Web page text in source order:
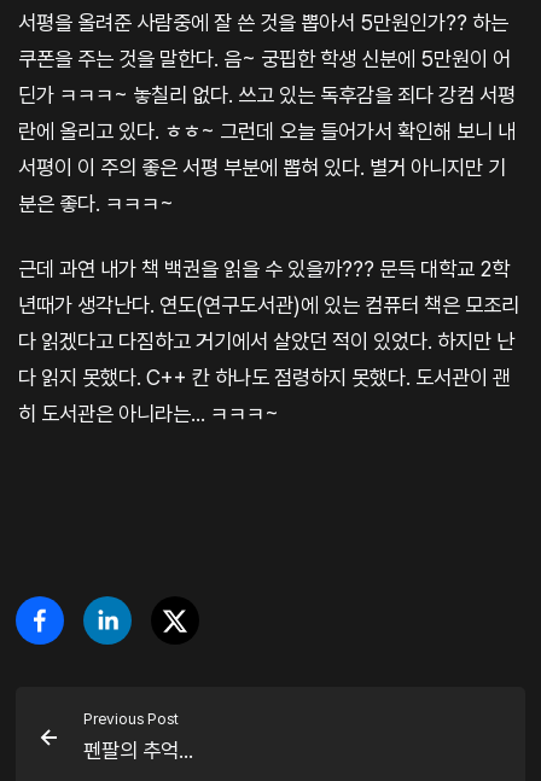
서평을 올려준 사람중에 잘 쓴 것을 뽑아서 5만원인가?? 하는
쿠폰을 주는 것을 말한다. 음~ 궁핍한 학생 신분에 5만원이 어
딘가 ㅋㅋㅋ~ 놓칠리 없다. 쓰고 있는 독후감을 죄다 강컴 서평
란에 올리고 있다. ㅎㅎ~ 그런데 오늘 들어가서 확인해 보니 내
서평이 이 주의 좋은 서평 부분에 뽑혀 있다. 별거 아니지만 기
분은 좋다. ㅋㅋㅋ~
근데 과연 내가 책 백권을 읽을 수 있을까??? 문득 대학교 2학
년때가 생각난다. 연도(연구도서관)에 있는 컴퓨터 책은 모조리
다 읽겠다고 다짐하고 거기에서 살았던 적이 있었다. 하지만 난
다 읽지 못했다. C++ 칸 하나도 점령하지 못했다. 도서관이 괜
히 도서관은 아니라는... ㅋㅋㅋ~
Previous Post
펜팔의 추억...